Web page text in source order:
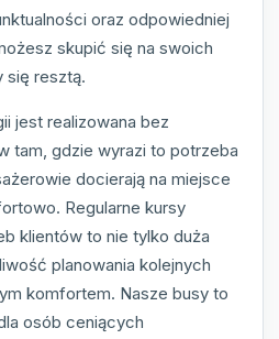
oraz odpowiedniej
skupić się na swoich
się resztą.
jest realizowana bez
tam, gdzie wyrazi to potrzeba
docierają na miejsce
Regularne kursy
klientów to nie tylko duża
planowania kolejnych
komfortem. Nasze busy to
osób ceniących